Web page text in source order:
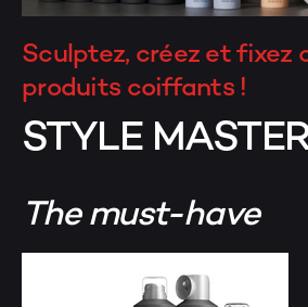
Sculptez, créez et fixez
produits coiffants !
STYLE
The must-have